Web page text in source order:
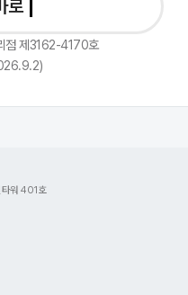
상담
점 제3162-4170호
타워 401호